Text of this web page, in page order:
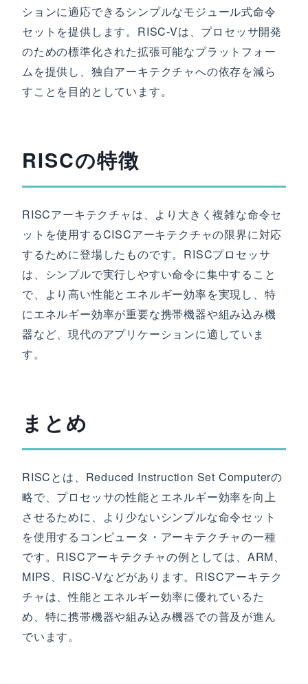
ションに適応できるシンプルなモジュール式命令
セットを提供します。RISC-Vは、プロセッサ開発
のための標準化された拡張可能なプラットフォー
ムを提供し、独自アーキテクチャへの依存を減ら
すことを目的としています。
RISCの特徴
RISCアーキテクチャは、より大きく複雑な命令セ
ットを使用するCISCアーキテクチャの限界に対応
するために登場したものです。RISCプロセッサ
は、シンプルで実行しやすい命令に集中すること
で、より高い性能とエネルギー効率を実現し、特
にエネルギー効率が重要な携帯機器や組み込み機
器など、現代のアプリケーションに適していま
す。
まとめ
RISCとは、Reduced Instruction Set Computerの
略で、プロセッサの性能とエネルギー効率を向上
させるために、より少ないシンプルな命令セット
を使用するコンピュータ・アーキテクチャの一種
です。RISCアーキテクチャの例としては、ARM、
MIPS、RISC-Vなどがあります。RISCアーキテク
チャは、性能とエネルギー効率に優れているた
め、特に携帯機器や組み込み機器での普及が進ん
でいます。